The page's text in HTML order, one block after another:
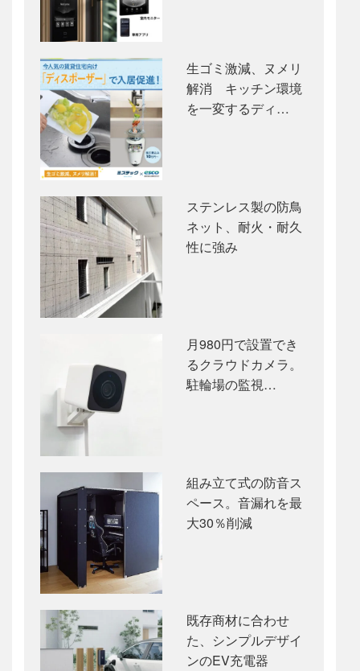
生ゴミ激減、ヌメリ
解消 キッチン環境
を一変するディ…
ステンレス製の防鳥
ネット、耐火・耐久
性に強み
月980円で設置でき
るクラウドカメラ。
駐輪場の監視…
組み立て式の防音ス
ペース。音漏れを最
大30％削減
既存商材に合わせ
た、シンプルデザイ
ンのEV充電器